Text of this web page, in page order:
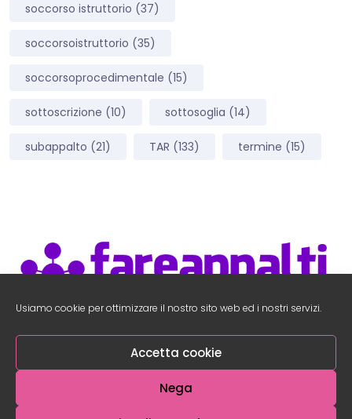
Usiamo cookie per ottimizzare il nostro sito web ed i nostri servizi.
Accetta cookie
Nega
soccorso istruttorio (37)
soccorsoistruttorio (35)
soccorsoprocedimentale (15)
sottoscrizione (10) sottosoglia (14)
subappalto (21) TAR (133) termine (15)
Accedi Area Utenti–Accedi al Social Network